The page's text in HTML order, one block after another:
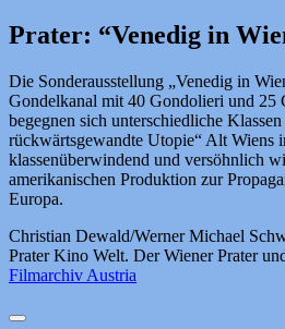
Prater: “Venedig in
Die Sonderausstellung „Venedig in
Gondelkanal mit 40 Gondolieri und 25
begegnen sich unterschiedliche
rückwärtsgewandte Utopie“ Alt Wiens
klassenüberwindend und versöhnlich
amerikanischen Produktion zur
Europa.
Christian Dewald/Werner Michael
Prater Kino Welt. Der Wiener Prater
Filmarchiv Austria